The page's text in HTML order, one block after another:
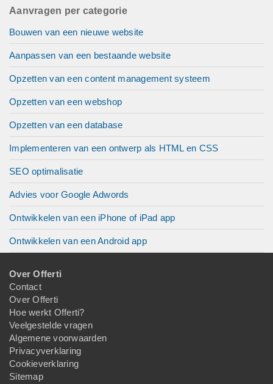
Aanvragen per categorie
Bouwen van een nieuwe website
Aanpassen van een bestaande website
Opzetten van een content management systeem
Opzetten van een webshop
Opzetten van een database
Implementeren van een ontwerp als HTML en CSS
SEO optimalisatie
Advies voor Google Adwords
Ontwikkelen van een iPhone of iPad app
Ontwikkelen van een Android app
Over Offerti
Contact
Over Offerti
Hoe werkt Offerti?
Veelgestelde vragen
Algemene voorwaarden
Privacyverklaring
Cookieverklaring
Sitemap